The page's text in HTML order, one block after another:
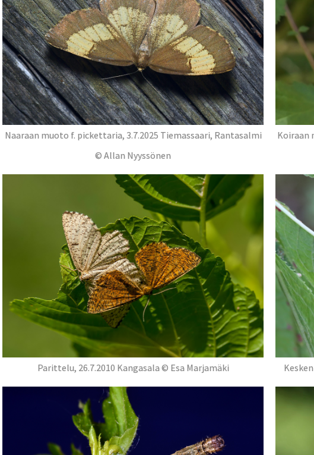
Naaraan muoto f. pickettaria, 3.7.2025 Tiemassaari, Rantasalmi
© Allan Nyyssönen
Koiraan
Parittelu, 26.7.2010 Kangasala © Esa Marjamäki